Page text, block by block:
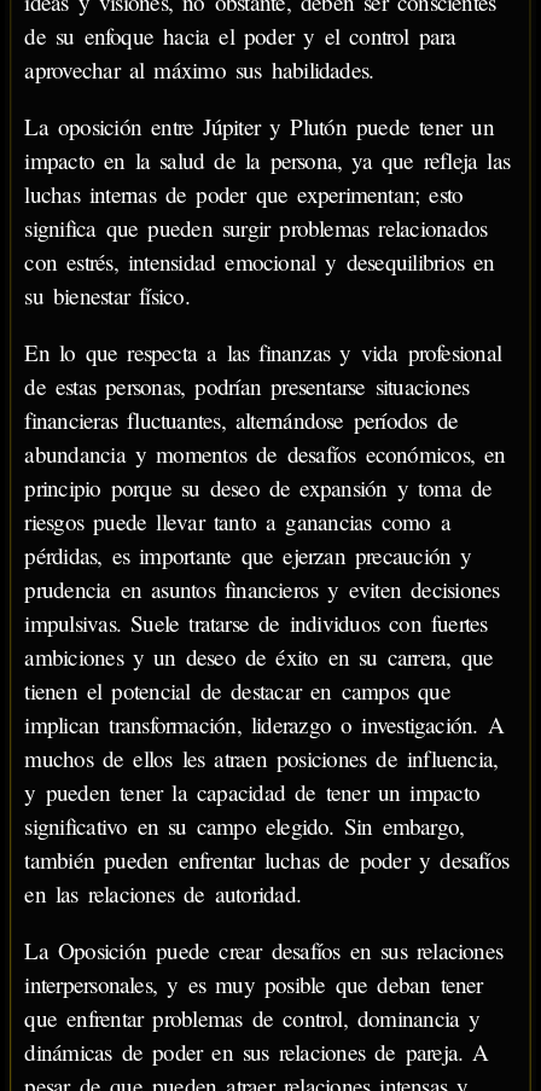
de su enfoque hacia el poder y el control para
aprovechar al máximo sus habilidades.
La oposición entre Júpiter y Plutón puede tener un
impacto en la salud de la persona, ya que refleja las
luchas internas de poder que experimentan; esto
significa que pueden surgir problemas relacionados
con estrés, intensidad emocional y desequilibrios en
su bienestar físico.
En lo que respecta a las finanzas y vida profesional
de estas personas, podrían presentarse situaciones
financieras fluctuantes, alternándose períodos de
abundancia y momentos de desafíos económicos, en
principio porque su deseo de expansión y toma de
riesgos puede llevar tanto a ganancias como a
pérdidas, es importante que ejerzan precaución y
prudencia en asuntos financieros y eviten decisiones
impulsivas. Suele tratarse de individuos con fuertes
ambiciones y un deseo de éxito en su carrera, que
tienen el potencial de destacar en campos que
implican transformación, liderazgo o investigación. A
muchos de ellos les atraen posiciones de influencia,
y pueden tener la capacidad de tener un impacto
significativo en su campo elegido. Sin embargo,
también pueden enfrentar luchas de poder y desafíos
en las relaciones de autoridad.
La Oposición puede crear desafíos en sus relaciones
interpersonales, y es muy posible que deban tener
que enfrentar problemas de control, dominancia y
dinámicas de poder en sus relaciones de pareja. A